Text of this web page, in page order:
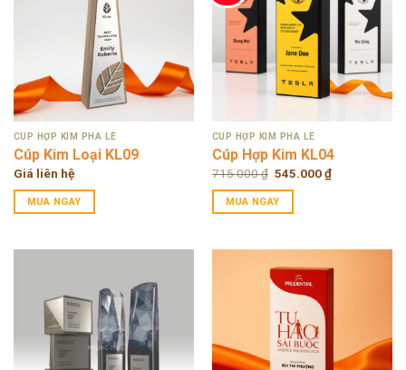
CÚP HỢP KIM PHA LÊ
Cúp Kim Loại KL09
Giá liên hệ
MUA NGAY
CÚP HỢP KIM PHA LÊ
Cúp Hợp Kim KL04
715.000₫ Original
was:
715.000 ₫.
545.000₫Current
price
MUA NGAY